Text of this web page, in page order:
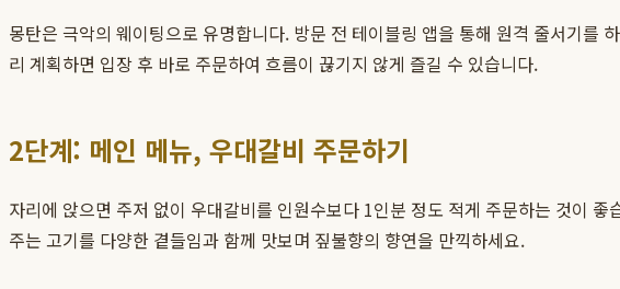
몽탄은 극악의 웨이팅으로 유명합니다. 방문 전 테이블링 앱을 통해 원격 줄서기를
리 계획하면 입장 후 바로 주문하여 흐름이 끊기지 않게 즐길 수 있습니다.
2단계: 메인 메뉴, 우대갈비 주문하기
자리에 앉으면 주저 없이 우대갈비를 인원수보다 1인분 정도 적게 주문하는 것이
주는 고기를 다양한 곁들임과 함께 맛보며 짚불향의 향연을 만끽하세요.